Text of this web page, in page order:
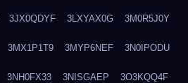
3JX0QDYF 3LXYAX0G 3M0R5J0Y
3MX1P1T9 3MYP6NEF 3N0IPODU
3NH0FX33 3NISGAEP 3O3KQQ4F